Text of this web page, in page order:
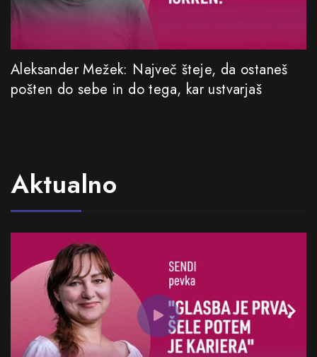
Aleksander Mežek: Največ šteje, da ostaneš
pošten do sebe in do tega, kar ustvarjaš
Aktualno